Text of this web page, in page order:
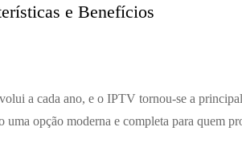
e Benefícios
a cada ano, e o IPTV tornou-se a
uma opção moderna e completa para quem